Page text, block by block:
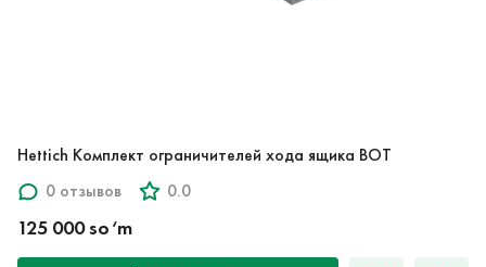
Hettich Комплект ограничителей хода ящика BOT
0 отзывов
0.0
125 000 so‘m